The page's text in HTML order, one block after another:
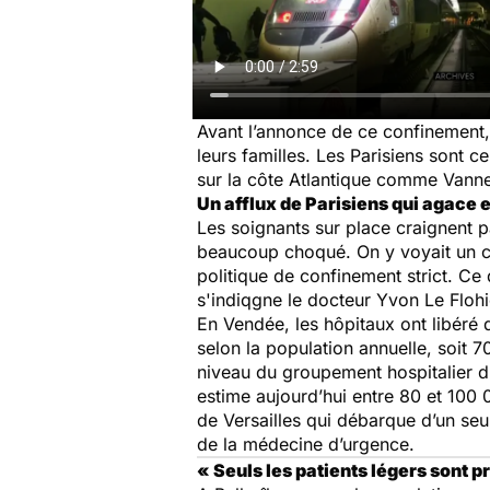
Avant l’annonce de ce
leurs familles. Les Parisiens sont
sur la côte Atlantique comme
Un afflux de Parisiens qui agace
Les soignants sur place craignent
beaucoup choqué. On y voyait un
politique de confinement strict. Ce
s'indiqgne le docteur Yvon Le
En Vendée, les hôpitaux ont libéré
selon la population annuelle, soit
niveau du groupement hospitalier
estime aujourd’hui entre 80 et
de Versailles qui débarque d’un
de la médecine d’urgence.
« Seuls les patients légers sont